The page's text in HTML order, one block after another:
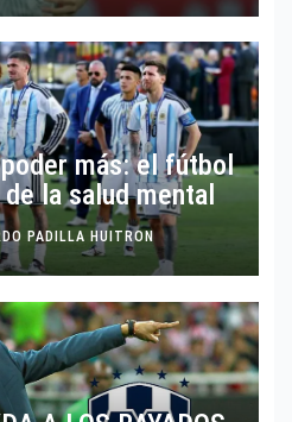
más: el fútbol
la salud mental
PADILLA HUITRON